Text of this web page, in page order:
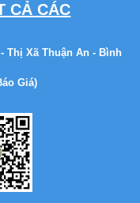
CẢ CÁC
Thị Xã Thuận An - Bình
Giá)